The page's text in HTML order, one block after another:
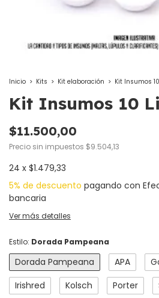
Inicio > Kits > Kit elaboración > Kit Insumos
Kit Insumos 10
$11.500,00
Precio sin impuestos $9.504,13
24 x $1.479,33
5% de descuento pagando con
bancaria
Ver más detalles
Estilo: Dorada Pampeana
Dorada Pampeana APA
Irishred
Kolsch Porter